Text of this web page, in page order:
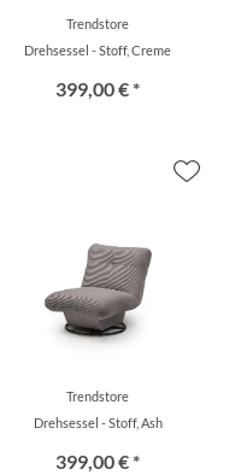
Trendstore
Drehsessel - Stoff, Creme
399,00 € *
Trendstore
Drehsessel - Stoff, Ash
399,00 € *